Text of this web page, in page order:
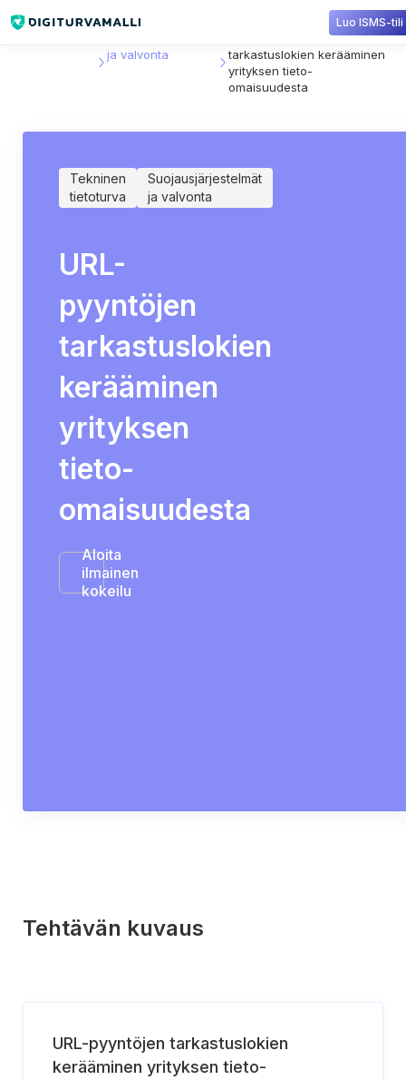
Luo ISMS-tili
ja valvonta
tarkastuslokien kerääminen
yrityksen tieto-
omaisuudesta
Tekninen
tietoturva
Suojausjärjestelmät
ja valvonta
URL-
pyyntöjen
tarkastuslokien
kerääminen
yrityksen
tieto-
omaisuudesta
Aloita
ilmainen
kokeilu
Tehtävän kuvaus
URL-pyyntöjen tarkastuslokien
kerääminen yrityksen tieto-